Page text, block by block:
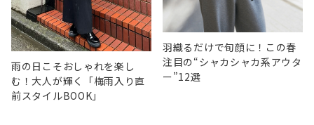
雨の日こそおしゃれを楽し
む！大人が輝く「梅雨入り直
前スタイルBOOK」
羽織るだけで旬顔に！この春
注目の“シャカシャカ系アウタ
ー”12選